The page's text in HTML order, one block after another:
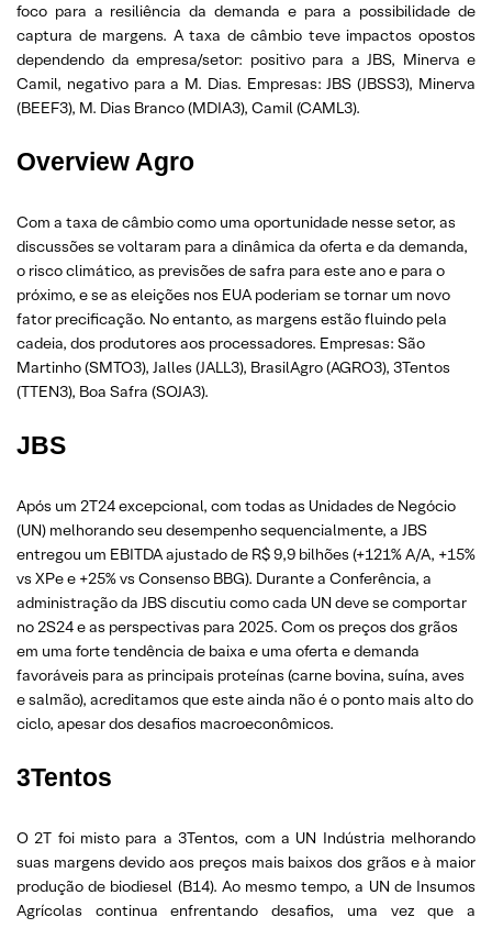
foco para a resiliência da demanda e para a possibilidade de
captura de margens. A taxa de câmbio teve impactos opostos
dependendo da empresa/setor: positivo para a JBS, Minerva e
Camil, negativo para a M. Dias. Empresas: JBS (JBSS3), Minerva
(BEEF3), M. Dias Branco (MDIA3), Camil (CAML3).
Overview Agro
Com a taxa de câmbio como uma oportunidade nesse setor, as
discussões se voltaram para a dinâmica da oferta e da demanda,
o risco climático, as previsões de safra para este ano e para o
próximo, e se as eleições nos EUA poderiam se tornar um novo
fator precificação. No entanto, as margens estão fluindo pela
cadeia, dos produtores aos processadores. Empresas: São
Martinho (SMTO3), Jalles (JALL3), BrasilAgro (AGRO3), 3Tentos
(TTEN3), Boa Safra (SOJA3).
JBS
Após um 2T24 excepcional, com todas as Unidades de Negócio
(UN) melhorando seu desempenho sequencialmente, a JBS
entregou um EBITDA ajustado de R$ 9,9 bilhões (+121% A/A, +15%
vs XPe e +25% vs Consenso BBG). Durante a Conferência, a
administração da JBS discutiu como cada UN deve se comportar
no 2S24 e as perspectivas para 2025. Com os preços dos grãos
em uma forte tendência de baixa e uma oferta e demanda
favoráveis para as principais proteínas (carne bovina, suína, aves
e salmão), acreditamos que este ainda não é o ponto mais alto do
ciclo, apesar dos desafios macroeconômicos.
3Tentos
O 2T foi misto para a 3Tentos, com a UN Indústria melhorando
suas margens devido aos preços mais baixos dos grãos e à maior
produção de biodiesel (B14). Ao mesmo tempo, a UN de Insumos
Agrícolas continua enfrentando desafios, uma vez que a